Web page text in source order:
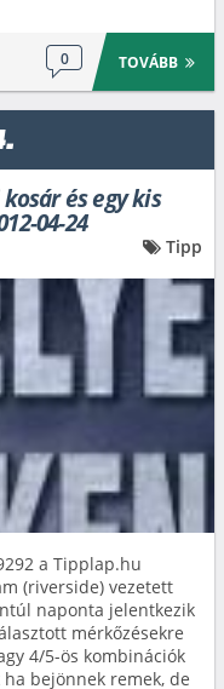
0 TOVÁBB
és egy kis
04-24
a Tipplap.hu
(riverside) vezetett
naponta jelentkezik
mérkőzésekre
4/5-ös kombinációk
bejönnek remek, de
Tipp